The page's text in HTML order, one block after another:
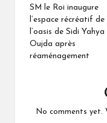
navigation
SM le Roi inaugure
l’espace récréatif de
l’oasis de Sidi Yahya
Oujda après
réaménagement
No comments yet.